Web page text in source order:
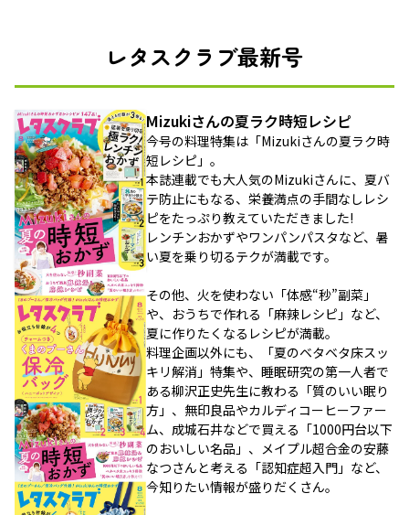
レタスクラブ最新号
Mizukiさんの夏ラク時短レシピ
今号の料理特集は「Mizukiさんの夏ラク時
短レシピ」。
本誌連載でも大人気のMizukiさんに、夏バ
テ防止にもなる、栄養満点の手間なしレシ
ピをたっぷり教えていただきました!
レンチンおかずやワンパンパスタなど、暑
い夏を乗り切るテクが満載です。
その他、火を使わない「体感“秒”副菜」
や、おうちで作れる「麻辣レシピ」など、
夏に作りたくなるレシピが満載。
料理企画以外にも、「夏のベタベタ床スッ
キリ解消」特集や、睡眠研究の第一人者で
ある柳沢正史先生に教わる「質のいい眠り
方」、無印良品やカルディコーヒーファー
ム、成城石井などで買える「1000円台以下
のおいしい名品」、メイプル超合金の安藤
なつさんと考える「認知症超入門」など、
今知りたい情報が盛りだくさん。